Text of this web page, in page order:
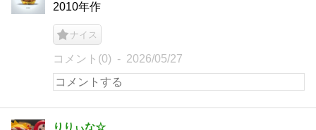
2010年作
ナイス
コメント(0) 2026/05/27
りりぃな☆